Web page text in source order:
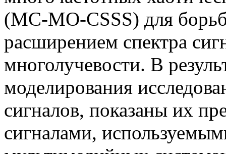
(MC-MO-CSSS) для
расширением спектра
многолучевости. В
моделирования
сигналов, показаны их
сигналами,